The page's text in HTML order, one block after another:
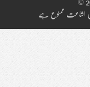
اشاعت ممنوع ہے